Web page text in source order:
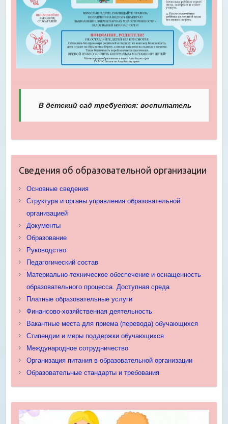
В детский сад требуется: воспитатель
Сведения об образовательной организации
Основные сведения
Структура и органы управления образовательной
организацией
Документы
Образование
Руководство
Педагогический состав
Материально-техническое обеспечение и оснащенность
образовательного процесса. Доступная среда
Платные образовательные услуги
Финансово-хозяйственная деятельность
Вакантные места для приема (перевода) обучающихся
Стипендии и меры поддержки обучающихся
Международное сотрудничество
Организация питания в образовательной организации
Образовательные стандарты и требования